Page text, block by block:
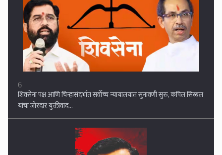
6
शिवसेना पक्ष आणि चिन्हासंदर्भात सर्वोच्च न्यायालयात सुनावणी सुरु, कपिल सिब्बल
यांचा जोरदार युक्तीवाद...